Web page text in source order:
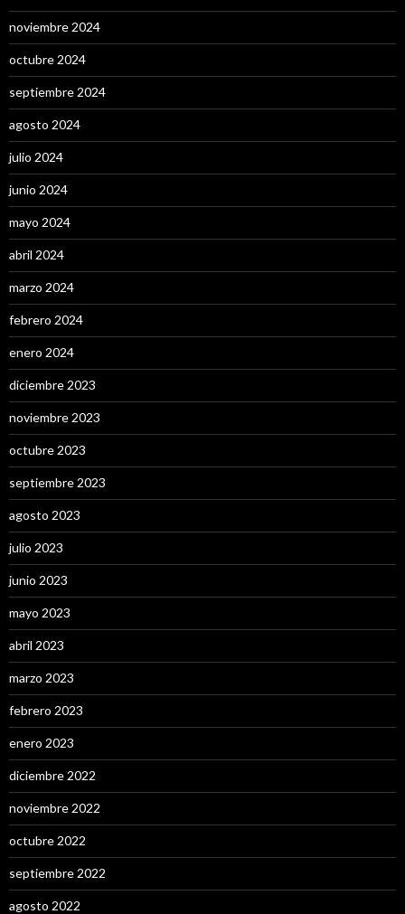
noviembre 2024
octubre 2024
septiembre 2024
agosto 2024
julio 2024
junio 2024
mayo 2024
abril 2024
marzo 2024
febrero 2024
enero 2024
diciembre 2023
noviembre 2023
octubre 2023
septiembre 2023
agosto 2023
julio 2023
junio 2023
mayo 2023
abril 2023
marzo 2023
febrero 2023
enero 2023
diciembre 2022
noviembre 2022
octubre 2022
septiembre 2022
agosto 2022